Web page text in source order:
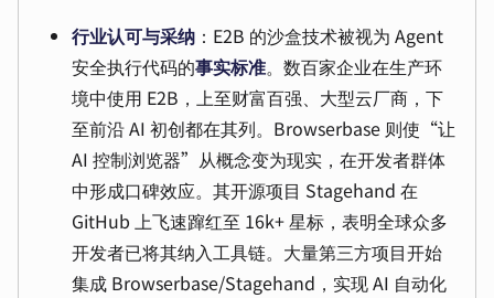
行业认可与采纳 ：E2B 的沙盒技术被视为 Agent
安全执行代码的事实标准。数百家企业在生产环
境中使用 E2B，上至财富百强、大型云厂商，下
至前沿 AI 初创都在其列。Browserbase 则使“让
AI 控制浏览器”从概念变为现实，在开发者群体
中形成口碑效应。其开源项目 Stagehand 在
GitHub 上飞速蹿红至 16k+ 星标，表明全球众多
开发者已将其纳入工具链。大量第三方项目开始
集成 Browserbase/Stagehand，实现 AI 自动化